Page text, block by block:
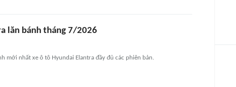
lăn bánh tháng 7/2026
mới nhất xe ô tô Hyundai Elantra đầy đủ các phiên bản.